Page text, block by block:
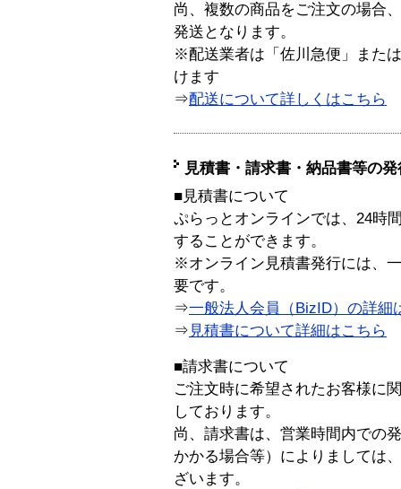
尚、複数の商品をご注文の場合
発送となります。
※配送業者は「佐川急便」また
けます
⇒配送について詳しくはこちら
見積書・請求書・納品書等の
■見積書について
ぷらっとオンラインでは、24時
することができます。
※オンライン見積書発行には、
要です。
⇒一般法人会員（BizID）の詳細
⇒ 見積書について詳細はこちら
■請求書について
ご注文時に希望されたお客様に
しております。
尚、請求書は、営業時間内での
かかる場合等）によりましては
ざいます。